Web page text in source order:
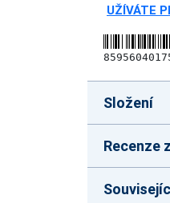
UŽÍVÁTE
Složení
Recenze